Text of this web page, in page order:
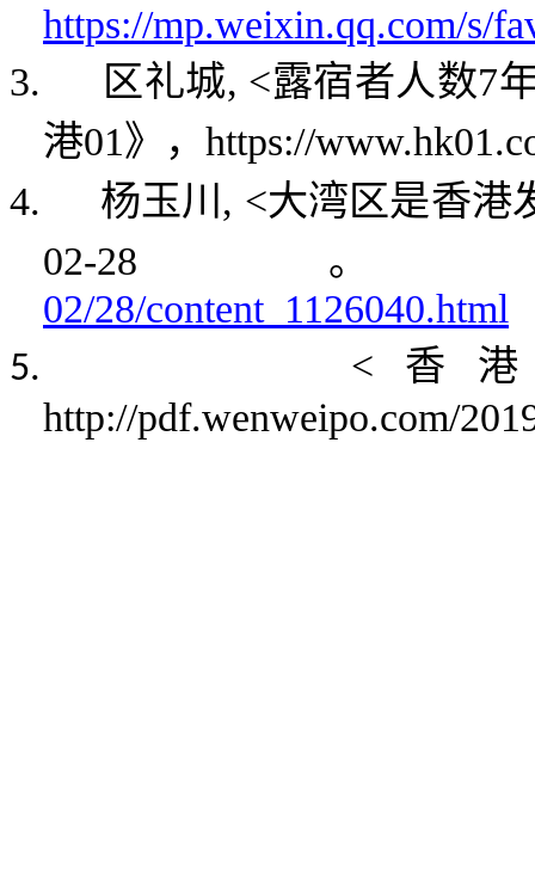
https://mp.weixin.qq.com/s/
3.
区礼城, <露宿者人数7
港01》， https://
4.
杨玉川 , <大湾区是香港
02-28
02/28/content_1126040.html
5. < 香
http://pdf.wenweipo.com/